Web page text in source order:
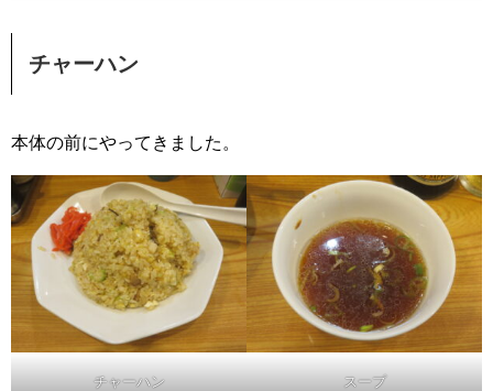
チャーハン
本体の前にやってきました。
チャーハン スープ